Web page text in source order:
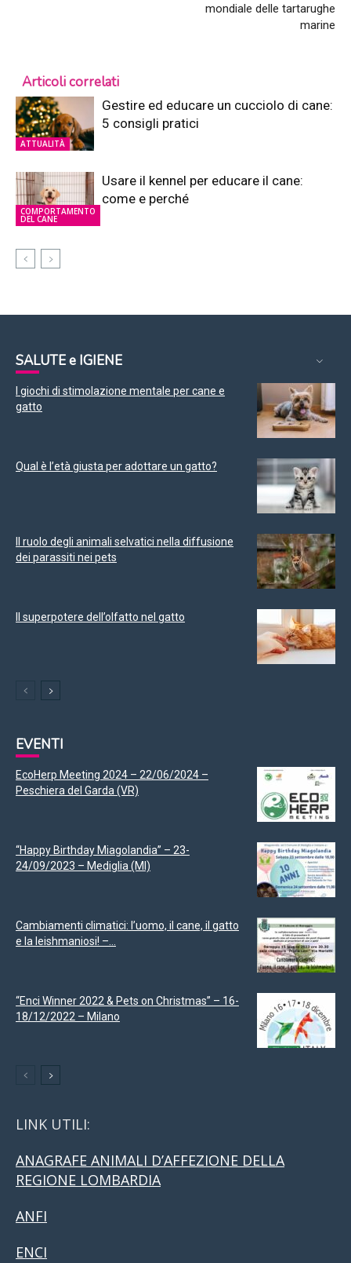
mondiale delle tartarughe
marine
Articoli correlati
ATTUALITÀ
Gestire ed educare un cucciolo di cane:
5 consigli pratici
COMPORTAMENTO
DEL CANE
Usare il kennel per educare il cane:
come e perché
SALUTE e IGIENE
I giochi di stimolazione mentale per cane e
gatto
Qual è l’età giusta per adottare un gatto?
Il ruolo degli animali selvatici nella diffusione
dei parassiti nei pets
Il superpotere dell’olfatto nel gatto
EVENTI
EcoHerp Meeting 2024 – 22/06/2024 –
Peschiera del Garda (VR)
“Happy Birthday Miagolandia” – 23-
24/09/2023 – Mediglia (MI)
Cambiamenti climatici: l’uomo, il cane, il gatto
e la leishmaniosi! –...
“Enci Winner 2022 & Pets on Christmas” – 16-
18/12/2022 – Milano
LINK UTILI:
ANAGRAFE ANIMALI D’AFFEZIONE DELLA
REGIONE LOMBARDIA
ANFI
ENCI